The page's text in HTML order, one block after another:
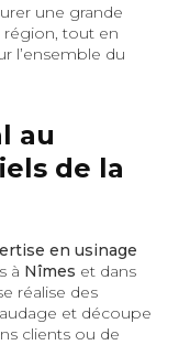
une grande
région, tout en
l’ensemble du
au
de la
en usinage
à Nîmes et dans
réalise des
et découpe
clients ou de